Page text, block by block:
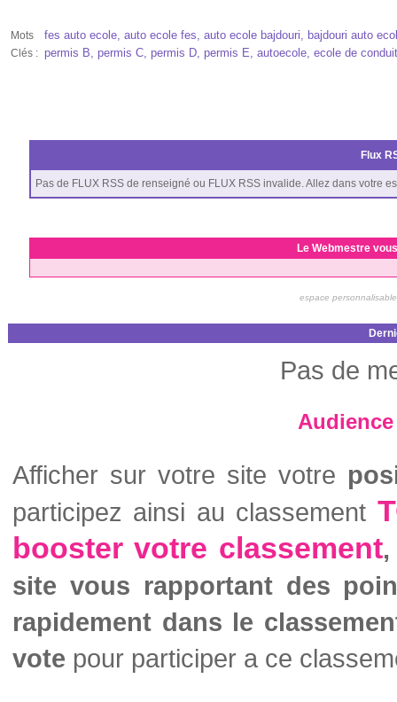
Mots
Clés :
fes auto ecole, auto ecole fes, auto ecole bajdouri, bajdouri auto
permis B, permis C, permis D, permis E, autoecole, ecole de
Flux
Pas de FLUX RSS de renseigné ou FLUX RSS invalide. Allez dans votre
Le Webmestre
espace
Pas de
Afficher sur votre site votre
participez ainsi au classement
booster votre classement,
site vous rapportant des
rapidement dans le
vote pour participer a ce